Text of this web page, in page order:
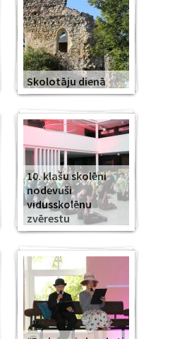
Skolotāju dienā
10. klašu skolēni
nodevuši
vidusskolēnu
zvērestu